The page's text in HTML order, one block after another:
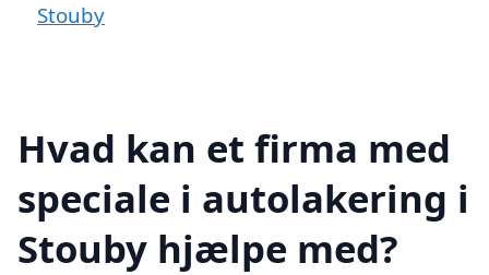
Stouby
Hvad kan et firma med
speciale i autolakering i
Stouby hjælpe med?